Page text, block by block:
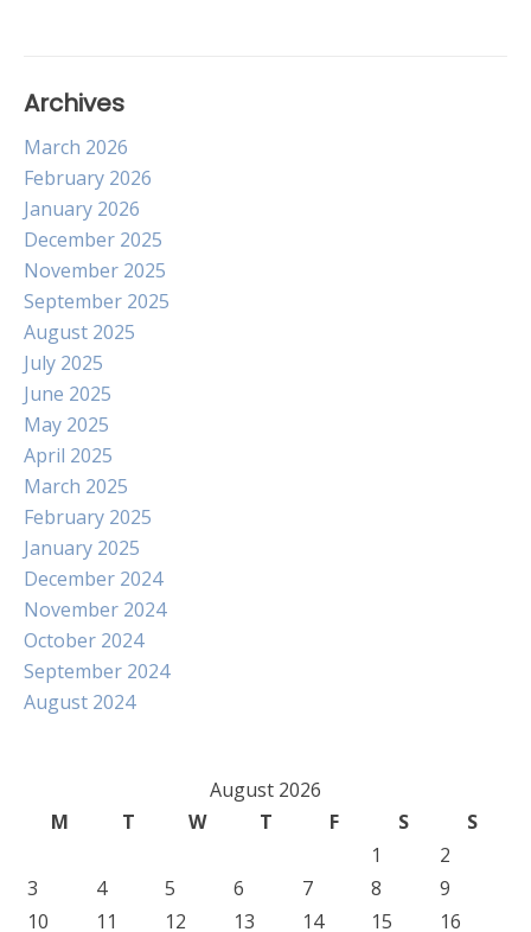
Archives
March 2026
February 2026
January 2026
December 2025
November 2025
September 2025
August 2025
July 2025
June 2025
May 2025
April 2025
March 2025
February 2025
January 2025
December 2024
November 2024
October 2024
September 2024
August 2024
August 2026
M
T W T F S
S
1
2
3
4 5 6 7 8
9
10
11 12 13 14 15 16